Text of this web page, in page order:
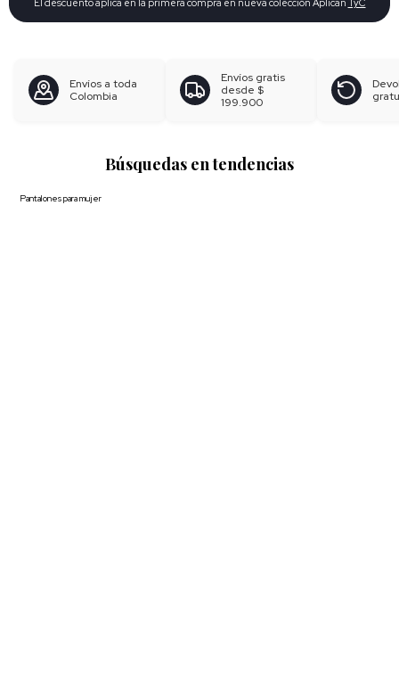
El descuento aplica en la primera compra en nueva colección Aplican TyC
Envíos a toda
Colombia
Envíos gratis
desde $
199.900
Búsquedas en tendencias
Pantalones para mujer